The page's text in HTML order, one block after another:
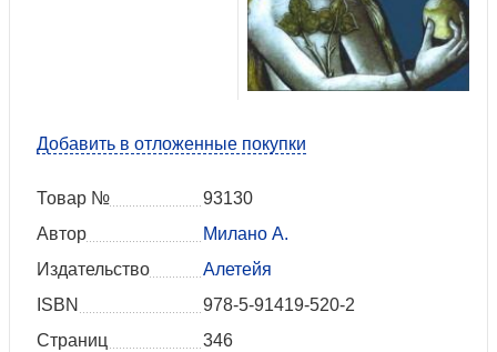
Добавить в отложенные покупки
Товар №
93130
Автор
Милано А.
Издательство
Алетейя
ISBN
978-5-91419-520-2
Страниц
346